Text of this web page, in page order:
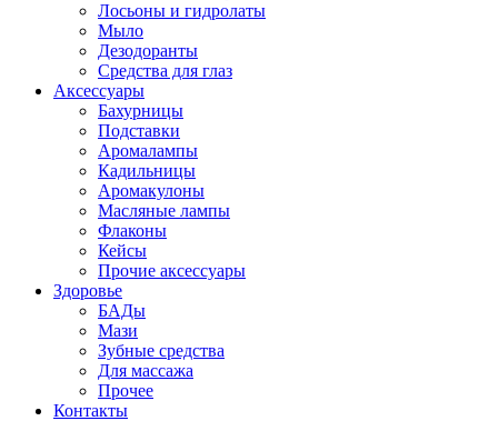
Лосьоны и гидролаты
Мыло
Дезодоранты
Средства для глаз
Аксессуары
Бахурницы
Подставки
Аромалампы
Кадильницы
Аромакулоны
Масляные лампы
Флаконы
Кейсы
Прочие аксессуары
Здоровье
БАДы
Мази
Зубные средства
Для массажа
Прочее
Контакты